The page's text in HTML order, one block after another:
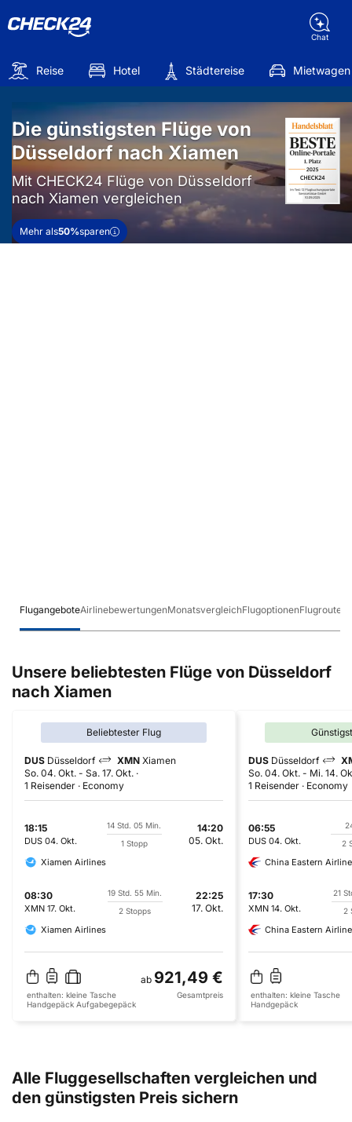
Chat
Reise Hotel Städtereise Mietwagen
Die günstigsten Flüge von
Düsseldorf nach Xiamen
Mit CHECK24 Flüge von Düsseldorf
nach Xiamen vergleichen
Mehr als50%sparen
FlugangeboteAirlinebewertungenMonatsvergleichFlugoptionenFlugrouten
Unsere beliebtesten Flüge von Düsseldorf
nach Xiamen
Beliebtester Flug
DUS Düsseldorf XMN Xiamen
So. 04. Okt. - Sa. 17. Okt.
1 Reisender
Economy
18:15
DUS 04. Okt.
14 Std. 05 Min.
1 Stopp
14:20
05. Okt.
Xiamen Airlines
08:30
XMN 17. Okt.
19 Std. 55 Min.
2 Stopps
22:25
17. Okt.
Xiamen Airlines
ab 921,49 €
enthalten: kleine Tasche
Handgepäck Aufgabegepäck
Gesamtpreis
DUS Düsseldorf
So. 04. Okt. - Mi. 14.
1 Reisender
Economy
06:55
DUS 04. Okt.
2
China Eastern
17:30
XMN 14. Okt.
21
2
China Eastern
enthalten: kleine Tasche
Handgepäck
Alle Fluggesellschaften vergleichen und
den günstigsten Preis sichern